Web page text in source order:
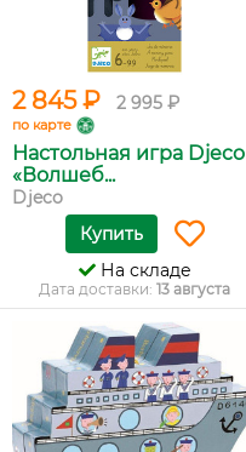
2 845 ₽ 2 995 ₽
по карте
Настольная игра Djeco
«Волшеб...
Djeco
Купить
На складе
Дата доставки: 13 августа